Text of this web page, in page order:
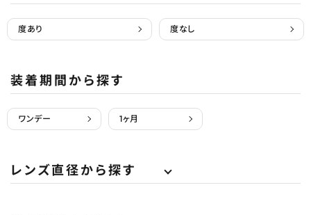
度あり 度なし
装着期間から探す
ワンデー 1ヶ月
レンズ直径から探す